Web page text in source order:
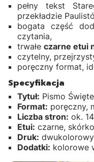
pełny tekst
przekładzie
bogata część
czytania,
trwałe czarne etui
czytelny,
poręczny format,
Specyfikacja
Tytuł: Pismo
Format: poręczny,
Liczba stron: ok.
Etui: czarne,
Druk: dwukolorowy
Dodatki: kolorowe